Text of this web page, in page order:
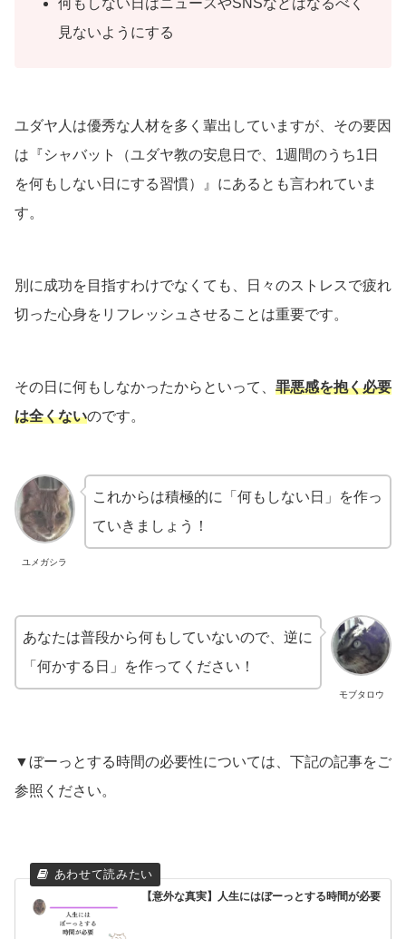
何もしない日はニュースやSNSなどはなるべく
見ないようにする
ユダヤ人は優秀な人材を多く輩出していますが、その要因
は『シャバット（ユダヤ教の安息日で、1週間のうち1日
を何もしない日にする習慣）』にあるとも言われていま
す。
別に成功を目指すわけでなくても、日々のストレスで疲れ
切った心身をリフレッシュさせることは重要です。
その日に何もしなかったからといって、 罪悪感を抱く必要
は全くないのです。
ユメガシラ
これからは積極的に「何もしない日」を作っ
ていきましょう！
モブタロウ
あなたは普段から何もしていないので、逆に
「何かする日」を作ってください！
▼ぼーっとする時間の必要性については、下記の記事をご
参照ください。
【意外な真実】人生にはぼーっとする時間が必要